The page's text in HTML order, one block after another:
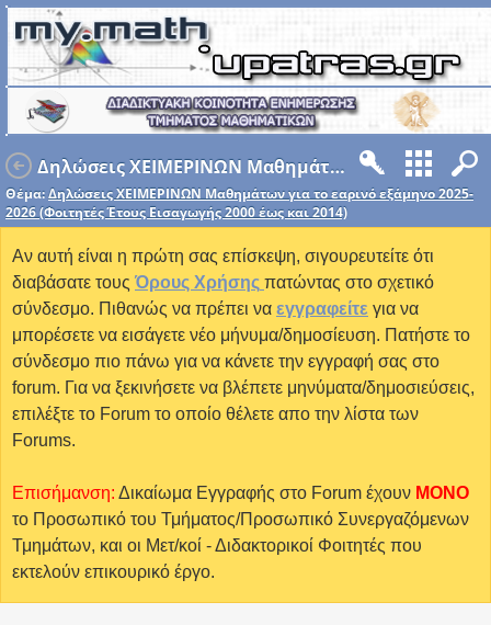
Δηλώσεις ΧΕΙΜΕΡΙΝΩΝ Μαθημάτων για το εαρινό εξάμηνο 2025-2026 (Φοιτητές Έτους Εισαγωγής 2000 έως και 2014)
Θέμα:Δηλώσεις ΧΕΙΜΕΡΙΝΩΝ Μαθημάτων για το εαρινό εξάμηνο 2025-
2026 (Φοιτητές Έτους Εισαγωγής 2000 έως και 2014)
Αν αυτή είναι η πρώτη σας επίσκεψη, σιγουρευτείτε ότι
διαβάσατε τους Όρους Χρήσης πατώντας στο σχετικό
σύνδεσμο. Πιθανώς να πρέπει να εγγραφείτε για να
μπορέσετε να εισάγετε νέο μήνυμα/δημοσίευση. Πατήστε το
σύνδεσμο πιο πάνω για να κάνετε την εγγραφή σας στο
forum. Για να ξεκινήσετε να βλέπετε μηνύματα/δημοσιεύσεις,
επιλέξτε το Forum το οποίο θέλετε απο την λίστα των
Forums.
Επισήμανση: Δικαίωμα Εγγραφής στο Forum έχουν MONO
το Προσωπικό του Τμήματος/Προσωπικό Συνεργαζόμενων
Τμημάτων, και οι Μετ/κοί - Διδακτορικοί Φοιτητές που
εκτελούν επικουρικό έργο.